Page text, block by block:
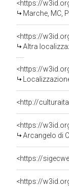
<https://
Marche, MC,
<https://
Altra
<https://
<http://
<https://
Arcangelo di
<https://
<https://